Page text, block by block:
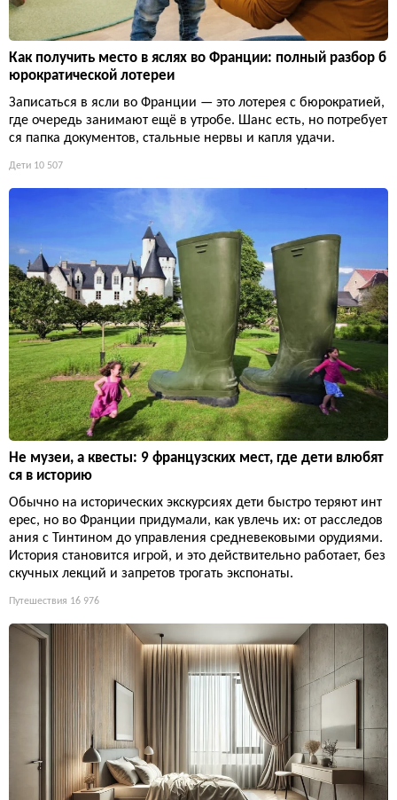
Как получить место в яслях во Франции: полный разбор б
юрократической лотереи
Записаться в ясли во Франции — это лотерея с бюрократией,
где очередь занимают ещё в утробе. Шанс есть, но потребует
ся папка документов, стальные нервы и капля удачи.
Дети 10 507
Не музеи, а квесты: 9 французских мест, где дети влюбят
ся в историю
Обычно на исторических экскурсиях дети быстро теряют инт
ерес, но во Франции придумали, как увлечь их: от расследов
ания с Тинтином до управления средневековыми орудиями.
История становится игрой, и это действительно работает, без
скучных лекций и запретов трогать экспонаты.
Путешествия 16 976